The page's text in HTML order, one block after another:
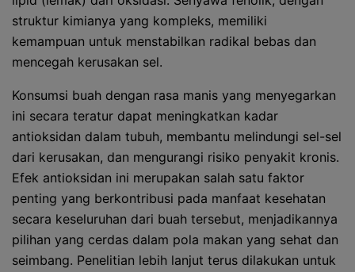
struktur kimianya yang kompleks, memiliki
kemampuan untuk menstabilkan radikal bebas dan
mencegah kerusakan sel.
Konsumsi buah dengan rasa manis yang menyegarkan
ini secara teratur dapat meningkatkan kadar
antioksidan dalam tubuh, membantu melindungi sel-sel
dari kerusakan, dan mengurangi risiko penyakit kronis.
Efek antioksidan ini merupakan salah satu faktor
penting yang berkontribusi pada manfaat kesehatan
secara keseluruhan dari buah tersebut, menjadikannya
pilihan yang cerdas dalam pola makan yang sehat dan
seimbang. Penelitian lebih lanjut terus dilakukan untuk